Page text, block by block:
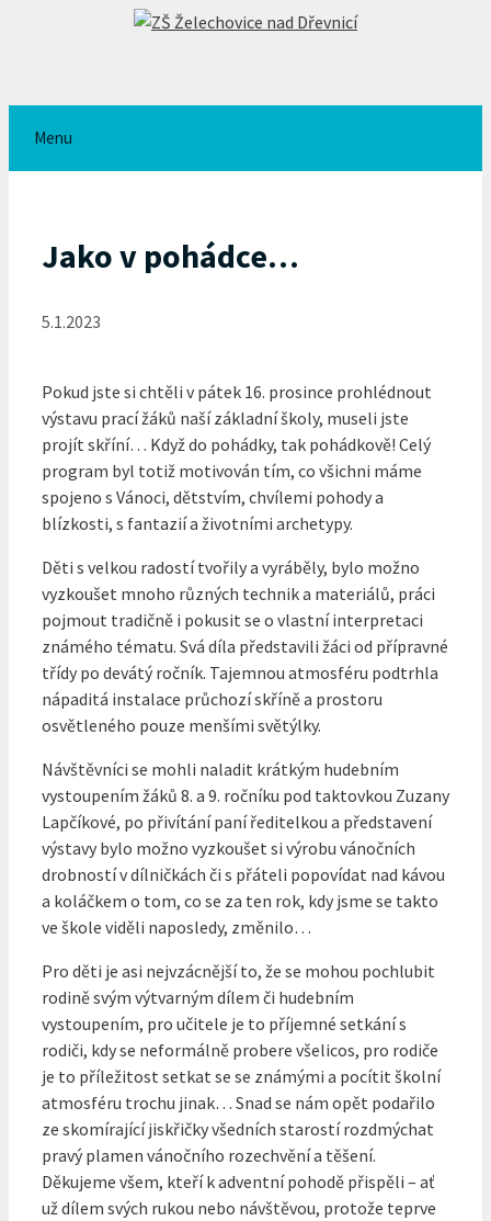
Menu
Jako v pohádce…
5.1.2023
Pokud jste si chtěli v pátek 16. prosince prohlédnout
výstavu prací žáků naší základní školy, museli jste
projít skříní… Když do pohádky, tak pohádkově! Celý
program byl totiž motivován tím, co všichni máme
spojeno s Vánoci, dětstvím, chvílemi pohody a
blízkosti, s fantazií a životními archetypy.
Děti s velkou radostí tvořily a vyráběly, bylo možno
vyzkoušet mnoho různých technik a materiálů, práci
pojmout tradičně i pokusit se o vlastní interpretaci
známého tématu. Svá díla představili žáci od přípravné
třídy po devátý ročník. Tajemnou atmosféru podtrhla
nápaditá instalace průchozí skříně a prostoru
osvětleného pouze menšími světýlky.
Návštěvníci se mohli naladit krátkým hudebním
vystoupením žáků 8. a 9. ročníku pod taktovkou Zuzany
Lapčíkové, po přivítání paní ředitelkou a představení
výstavy bylo možno vyzkoušet si výrobu vánočních
drobností v dílničkách či s přáteli popovídat nad kávou
a koláčkem o tom, co se za ten rok, kdy jsme se takto
ve škole viděli naposledy, změnilo…
Pro děti je asi nejvzácnější to, že se mohou pochlubit
rodině svým výtvarným dílem či hudebním
vystoupením, pro učitele je to příjemné setkání s
rodiči, kdy se neformálně probere všelicos, pro rodiče
je to příležitost setkat se se známými a pocítit školní
atmosféru trochu jinak… Snad se nám opět podařilo
ze skomírající jiskřičky všedních starostí rozdmýchat
pravý plamen vánočního rozechvění a těšení.
Děkujeme všem, kteří k adventní pohodě přispěli – ať
už dílem svých rukou nebo návštěvou, protože teprve